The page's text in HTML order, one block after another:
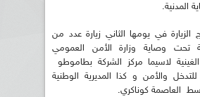
المدنية.
في يومها الثاني زيارة عدد من
تحت وصاية وزارة الأمن العمومي
الغينية لاسيما مركز الشركة بطاموطو
للتدخل والأمن و كذا المديرية الوطنية
العاصمة كوناكري.